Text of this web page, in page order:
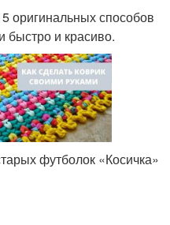
оригинальных способов
быстро и красиво.
футболок «Косичка»